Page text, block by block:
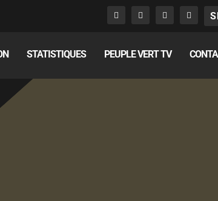
STATISTIQUES PEUPLE VERT TV